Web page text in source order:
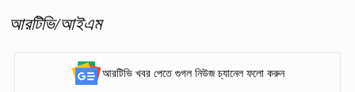
আরটিভি/আইএম
আরটিভি খবর পেতে গুগল নিউজ চ্যানেল ফলো করুন